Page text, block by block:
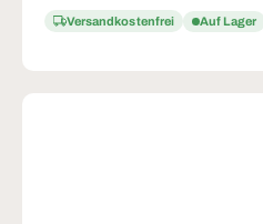
Versandkostenfrei Auf Lager